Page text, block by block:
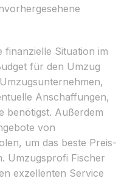
finanzielle Situation im
für den Umzug
Anschaffungen,
benötigst. Außerdem
von
um das beste Preis-
Umzugsprofi Fischer
exzellenten Service